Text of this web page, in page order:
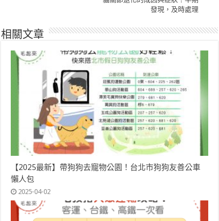
發現，及時處理
相關文章
【2025最新】帶狗狗去寵物公園！台北市狗狗友善公車
懶人包
2025-04-02